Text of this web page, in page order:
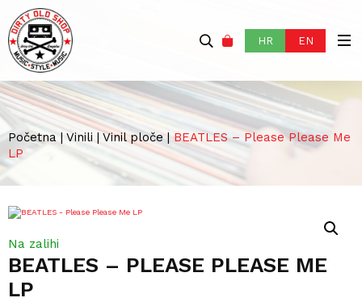
HR EN
Početna | Vinili | Vinil ploče|BEATLES – Please Please Me
LP
BEATLES – PLEASE PLEASE ME
LP
Na zalihi